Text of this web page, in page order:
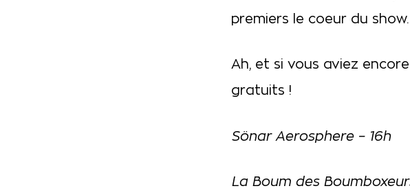
premiers le coeur du show.
Ah, et si vous aviez
gratuits !
Sönar Aerosphere – 16h
La Boum des